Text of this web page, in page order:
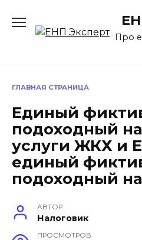
содержанию
Про
ГЛАВНАЯ СТРАНИЦА
Единый
подоходный
услуги ЖКХ и
единый
подоходный
АВТОР
Налоговик
ПРОСМОТРОВ